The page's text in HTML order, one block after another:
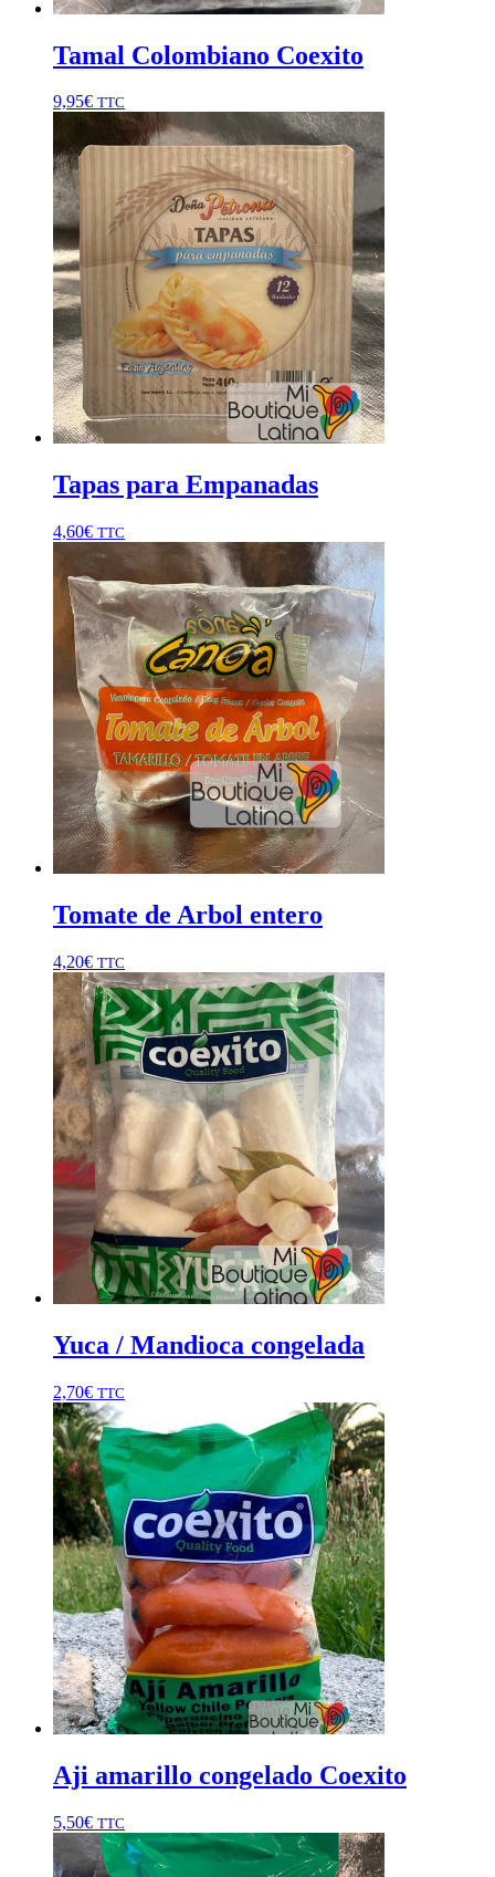
Tamal Colombiano Coexito
9,95€ TTC
Tapas para Empanadas
4,60€ TTC
Tomate de Arbol entero
4,20€ TTC
Yuca / Mandioca congelada
2,70€ TTC
Aji amarillo congelado Coexito
5,50€ TTC